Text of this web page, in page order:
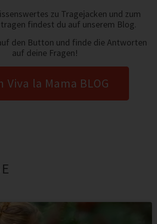
zu Tragejacken und zum
findest du auf unserem Blog.
den Button und finde die Antworten
auf deine Fragen!
Viva la Mama BLOG